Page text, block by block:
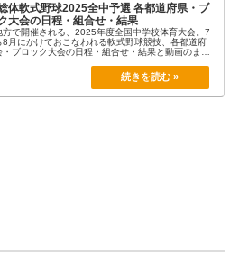
体軟式野球2025全中予選 各都道府県・ブ
大会の日程・組合せ・結果
方で開催される、2025年度全国中学校体育大会。7
8月にかけておこなわれる軟式野球競技、各都道府
・ブロック大会の日程・組合せ・結果と動画のま